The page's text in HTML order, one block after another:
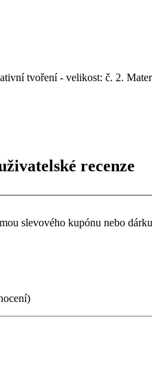
tvoření - velikost: č. 2.
recenze
slevového kupónu nebo